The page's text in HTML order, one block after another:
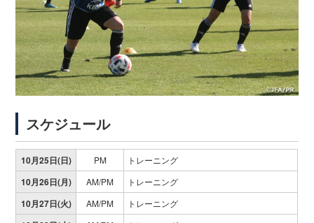
スケジュール
10月25日(日) PM トレーニング
10月26日(月) AM/PM トレーニング
10月27日(火) AM/PM トレーニング